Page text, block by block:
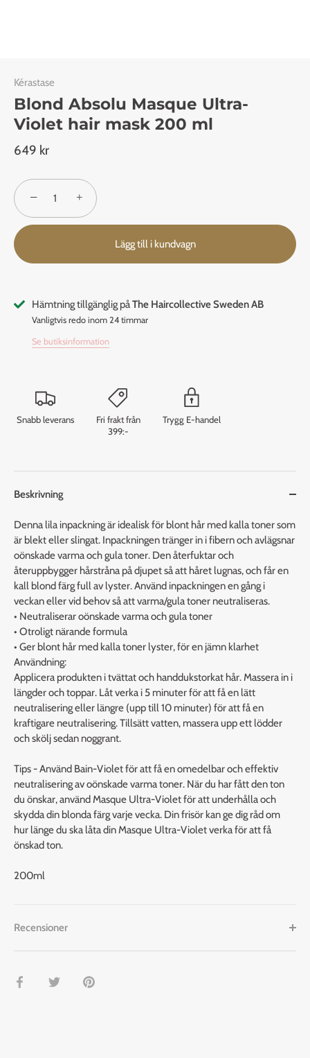
Kérastase
Blond Absolu Masque Ultra-
Violet hair mask 200 ml
649 kr
− +
Lägg till i kundvagn
Hämtning tillgänglig påThe Haircollective Sweden AB
Vanligtvis redo inom 24 timmar
Se butiksinformation
Snabb leverans
Fri frakt från
399:-
Trygg E-handel
Beskrivning
Denna lila inpackning är idealisk för blont hår med kalla toner som
är blekt eller slingat. Inpackningen tränger in i fibern och avlägsnar
oönskade varma och gula toner. Den återfuktar och
återuppbygger hårstråna på djupet så att håret lugnas, och får en
kall blond färg full av lyster. Använd inpackningen en gång i
veckan eller vid behov så att varma/gula toner neutraliseras.
• Neutraliserar oönskade varma och gula toner
• Otroligt närande formula
• Ger blont hår med kalla toner lyster, för en jämn klarhet
Användning:
Applicera produkten i tvättat och handdukstorkat hår. Massera in i
längder och toppar. Låt verka i 5 minuter för att få en lätt
neutralisering eller längre (upp till 10 minuter) för att få en
kraftigare neutralisering. Tillsätt vatten, massera upp ett lödder
och skölj sedan noggrant.
Tips - Använd Bain-Violet för att få en omedelbar och effektiv
neutralisering av oönskade varma toner. När du har fått den ton
du önskar, använd Masque Ultra-Violet för att underhålla och
skydda din blonda färg varje vecka. Din frisör kan ge dig råd om
hur länge du ska låta din Masque Ultra-Violet verka för att få
önskad ton.
200ml
Recensioner
Dela
Pin